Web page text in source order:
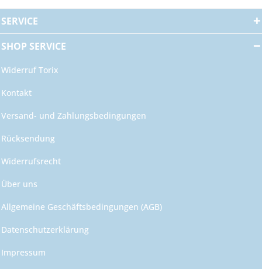
SERVICE
SHOP SERVICE
Widerruf Torix
Kontakt
Versand- und Zahlungsbedingungen
Rücksendung
Widerrufsrecht
Über uns
Allgemeine Geschäftsbedingungen (AGB)
Datenschutzerklärung
Impressum